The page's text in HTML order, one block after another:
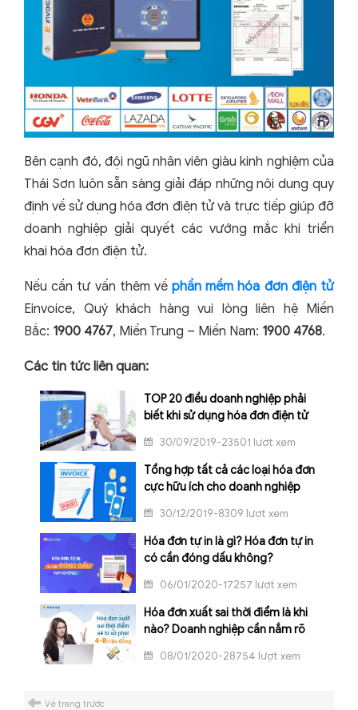
Bên cạnh đó, đội ngũ nhân viên giàu kinh nghiệm của
Thái Sơn luôn sẵn sàng giải đáp những nội dung quy
định về sử dụng hóa đơn điện tử và trực tiếp giúp đỡ
doanh nghiệp giải quyết các vướng mắc khi triển
khai hóa đơn điện tử.
Nếu cần tư vấn thêm vềphần mềm hóa đơn điện tử
Einvoice, Quý khách hàng vui lòng liên hệ Miền
Bắc: 1900 4767, Miền Trung – Miền Nam: 1900 4768.
Các tin tức liên quan:
TOP 20 điều doanh nghiệp phải
biết khi sử dụng hóa đơn điện tử
30/09/2019-23501 lượt xem
Tổng hợp tất cả các loại hóa đơn
cực hữu ích cho doanh nghiệp
30/12/2019-8309 lượt xem
Hóa đơn tự in là gì? Hóa đơn tự in
có cần đóng dấu không?
06/01/2020-17257 lượt xem
Hóa đơn xuất sai thời điểm là khi
nào? Doanh nghiệp cần nắm rõ
08/01/2020-28754 lượt xem
Về trang trước